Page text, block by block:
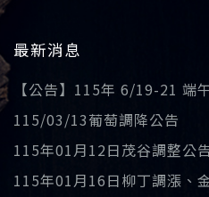
最新消息
【公告】115年 6/19-21 端
115/03/13葡萄調降公告
115年01月12日茂谷調整公
115年01月16日柳丁調漲、